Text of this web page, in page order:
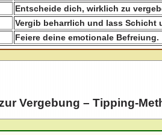
Entscheide dich, wirklich zu
Vergib beharrlich und lass Schicht
Feiere deine emotionale Befreiung.
Vergebung – Tipping-